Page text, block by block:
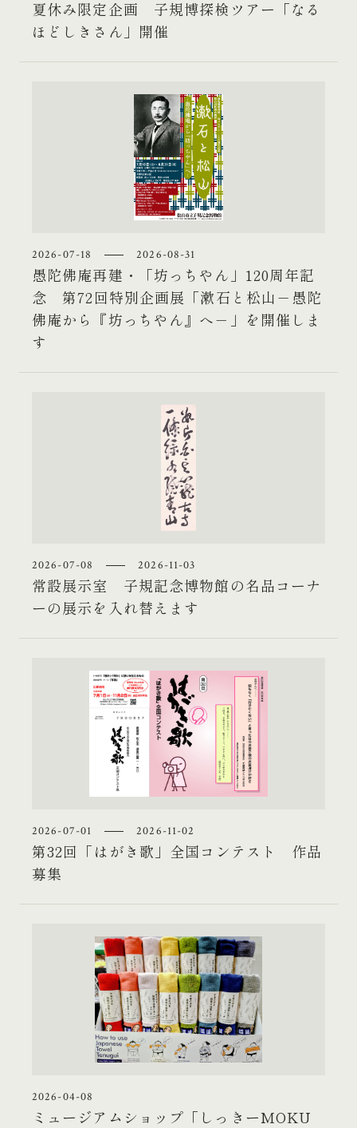
夏休み限定企画 子規博探検ツアー「なる
ほどしきさん」開催
愚陀佛庵再建・「坊っちやん」120周年記
念 第72回特別企画展「漱石と松山－愚陀
佛庵から『坊っちやん』へ－」を開催しま
す
2026-07-18 2026-08-31
常設展示室 子規記念博物館の名品コーナ
ーの展示を入れ替えます
2026-07-08 2026-11-03
第32回「はがき歌」全国コンテスト 作品
募集
2026-07-01 2026-11-02
ミュージアムショップ「しっきーMOKU
2026-04-08